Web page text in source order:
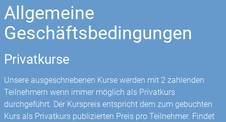
Allgemeine
Geschäftsbedingungen
Privatkurse
Unsere ausgeschriebenen Kurse werden mit 2 zahlenden
Teilnehmern wenn immer möglich als Privatkurs
durchgeführt. Der Kurspreis entspricht dem zum gebuchten
Kurs als Privatkurs publizierten Preis pro Teilnehmer. Findet